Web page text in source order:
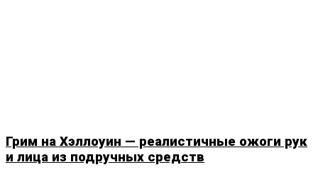
Грим на Хэллоуин — реалистичные ожоги рук
и лица из подручных средств